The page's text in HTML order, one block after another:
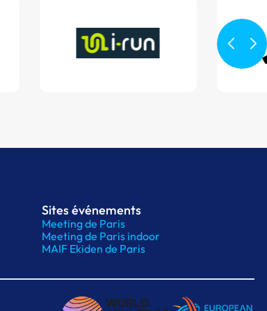
Sites événements
Meeting de Paris
Meeting de Paris indoor
MAIF Ekiden de Paris